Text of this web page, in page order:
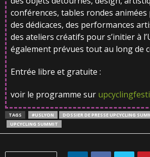
conférences, tables rondes animées
des dédicaces, des performances
des ateliers créatifs pour s’initier à
également prévues tout au long de
Entrée libre et gratuite :
voir le programme sur
TAGS #USLYON DOSSIER DE PRESSE UPCYCLING
UPCYCLING SUMMIT